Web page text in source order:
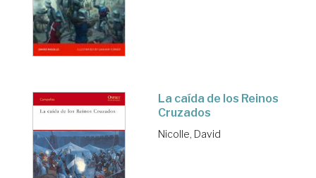
La caída de los Reinos
Cruzados
Nicolle, David